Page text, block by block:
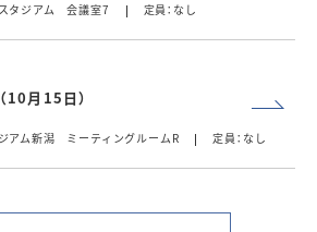
タジアム 会議室7
定員：なし
10月15日）
アム新潟 ミーティングルームR
定員：なし